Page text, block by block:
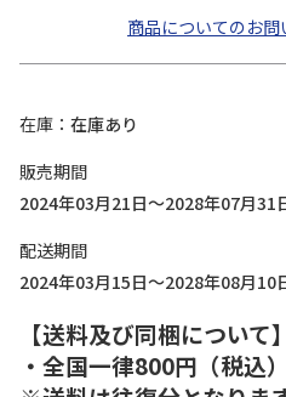
商品についてのお
在庫
在庫あり
販売期間
2024年03月21日～2028年07月31
配送期間
2024年03月15日～2028年08月10
【送料及び同梱について】
・全国一律800円（税込）